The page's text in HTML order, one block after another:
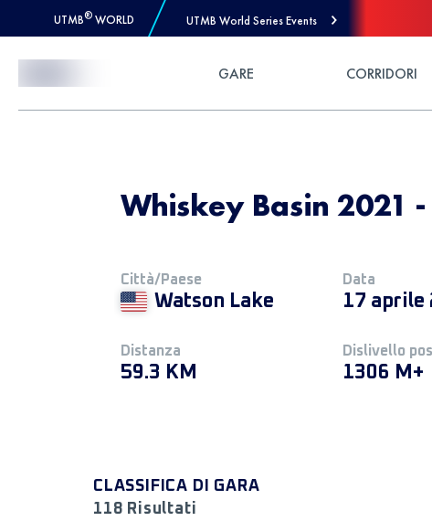
UTMB® WORLD UTMB World Series Events
GARE CORRIDORI
Whiskey Basin 2021
Città/Paese
Watson Lake
Data
17 aprile
Distanza
59.3 KM
Dislivello
1306 M+
CLASSIFICA DI GARA
118 Risultati